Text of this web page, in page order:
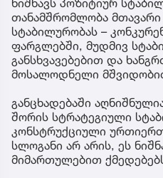
ნიშნავს პოზიტიურ
თანამშრომლობა მთავარი
სტაბილურობას –
ფარგლებში, მუდმივ
განსხვავებებით და
მოსალოდნელი
განცხადებაში
შორის სტრატეგიული
კონსტრუქციული
სლოგანი არ არის, ეს
მიმართულებით